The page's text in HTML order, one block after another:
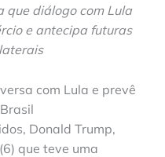
que diálogo com Lula
e antecipa futuras
com Lula e prevê
Donald Trump,
que teve uma